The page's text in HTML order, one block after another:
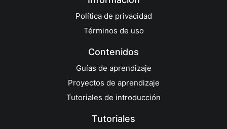
Política de privacidad
Términos de uso
Contenidos
Guías de aprendizaje
Proyectos de aprendizaje
Tutoriales de introducción
Tutoriales